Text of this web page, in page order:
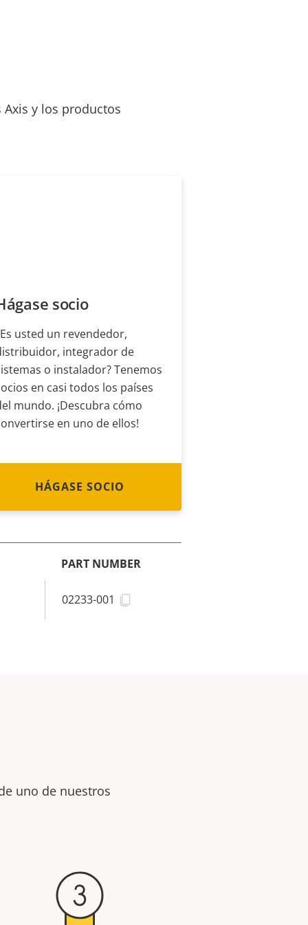
y los productos
socio
usted un revendedor,
integrador de
o instalador? Tenemos
en casi todos los países
mundo. ¡Descubra cómo
en uno de ellos!
HÁGASE SOCIO
PART NUMBER
02233-001
uno de nuestros